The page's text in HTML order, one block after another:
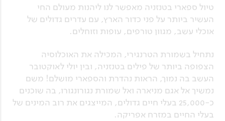
טיול ספארי בטנזניה מאפשר לנו ליהנות מעולם החי
העשיר ביותר על פני כדור הארץ, עם עדרים גדולים של
אוכלי עשב, מגוון טורפים, עופות וזוחלים.
נתחיל בשמורת הטרנגירי, המכילה את האוכלוסיה
הצפופה ביותר של פילים בטנזניה, ובין יולי לאוקטובר
העשב בה נמוך, הראות נהדרת והספארי מושלם! משם
נמשיך אל אגם מניארה ואל שמורת נגורונגורו, בה שוכנים
כ-25,000 בעלי חיים גדולים, המייצגים את רוב המינים של
בעלי החיים במזרח אפריקה.